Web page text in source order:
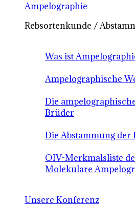
Ampelographie
Rebsortenkunde /
Was ist
Ampelographische
Die
Brüder
Die Abstammung der
OIV-Merkmalsliste
Molekulare
Unsere Konferenz